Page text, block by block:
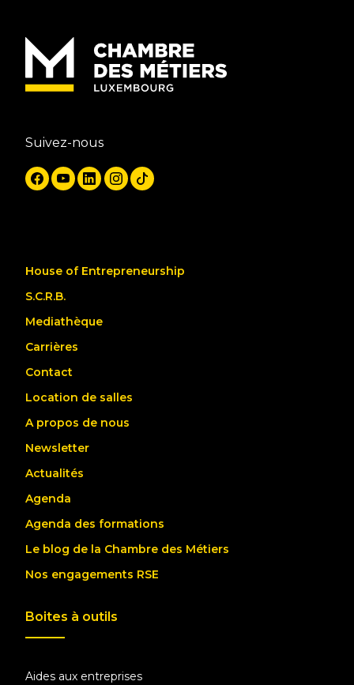
Suivez-nous
House of Entrepreneurship
S.C.R.B.
Mediathèque
Carrières
Contact
Location de salles
A propos de nous
Newsletter
Actualités
Agenda
Agenda des formations
Le blog de la Chambre des Métiers
Nos engagements RSE
Boites à outils
Aides aux entreprises